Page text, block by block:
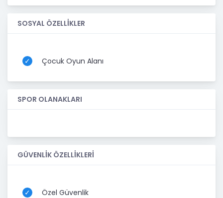
SOSYAL ÖZELLİKLER
Çocuk Oyun Alanı
SPOR OLANAKLARI
GÜVENLİK ÖZELLİKLERİ
Özel Güvenlik